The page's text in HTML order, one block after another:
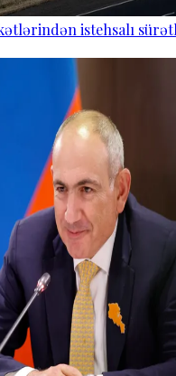
istehsalı